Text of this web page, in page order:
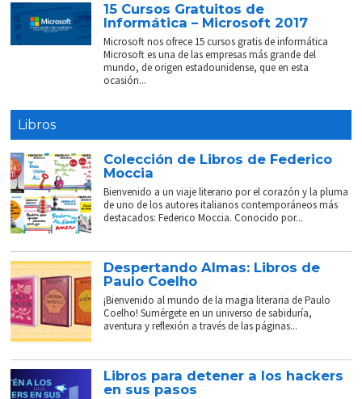
15 Cursos Gratuitos de
Informática – Microsoft 2017
Microsoft nos ofrece 15 cursos gratis de informática
Microsoft es una de las empresas más grande del
mundo, de origen estadounidense, que en esta
ocasión...
Libros
Colección de Libros de Federico
Moccia
Bienvenido a un viaje literario por el corazón y la pluma
de uno de los autores italianos contemporáneos más
destacados: Federico Moccia. Conocido por...
Despertando Almas: Libros de
Paulo Coelho
¡Bienvenido al mundo de la magia literaria de Paulo
Coelho! Sumérgete en un universo de sabiduría,
aventura y reflexión a través de las páginas...
Libros para detener a los hackers
en sus pasos